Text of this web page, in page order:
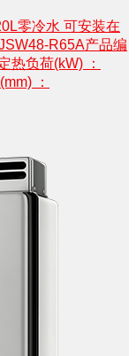
零冷水 可安装在
R65A产品编
热负荷(kW) ：
：